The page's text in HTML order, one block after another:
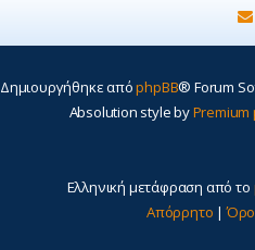
Δημιουργήθηκε απόphpBB® Forum
Absolution style byPremium
Ελληνική μετάφραση από το
Απόρρητο |